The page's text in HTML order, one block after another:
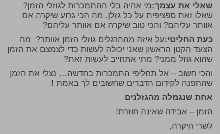
שאלי את עצמך:מי אהיה בלי ההתמכרות לגוזלי הזמן?
שאלו זאת ספציפית על כל גזלן. מה הכי גרוע שיקרה אם
אוותר עליהם? והכי טוב שיקרה אם אוותר עליהם?
כעת החליטי:על איזה מההרגלים גוזלי הזמן אוותר? מה
הצעד הקטן הראשון שאני יכולה לעשות כדי לצמצם את הזמן
שהוא גוזל ממני? מתי אתחייב לעשות זאת?
והכי חשוב – אל תחליפי התמכרות בחדשה… נצלי את הזמן
שהתפנה לקידום הדברים שחשובים לך באמת !
אחת שנגמלה מהגזלנים
הזמן – אבידה שאינה חוזרת!
לשרי היקרה,